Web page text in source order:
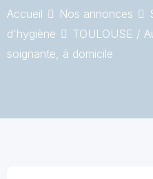
Accueil Nos annonces
d'hygiène
TOULOUSE /
soignante, à domicile